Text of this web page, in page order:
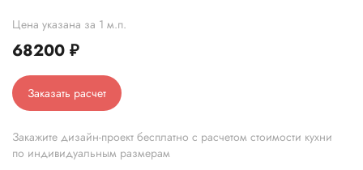
Цена указана за 1 м.п.
68200 ₽
Заказать расчет
Закажите дизайн-проект бесплатно с расчетом стоимости кухни
по индивидуальным размерам